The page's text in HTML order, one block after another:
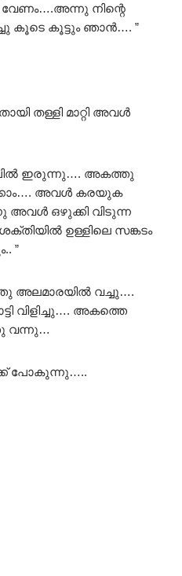
നിന്റെ
കൂടെ കൂട്ടും ഞാൻ…. ”
തള്ളി മാറ്റി അവൾ
ഇരുന്നു…. അകത്തു
അവൾ കരയുക
അവൾ ഒഴുക്കി വിടുന്ന
ഉള്ളിലെ സങ്കടം
”
അലമാരയിൽ വച്ചു….
വിളിച്ചു…. അകത്തെ
വന്നു…
പോകുന്നു…..